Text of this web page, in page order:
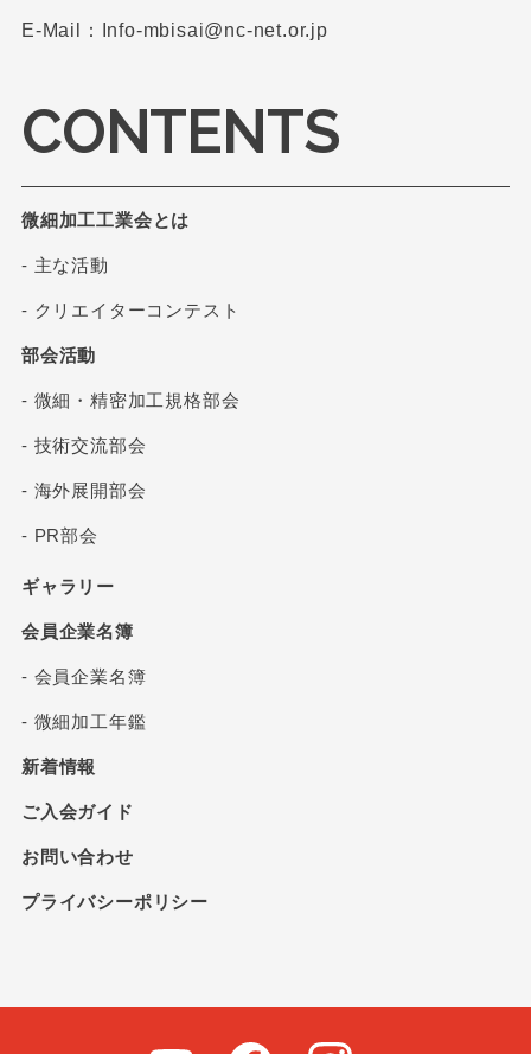
E-Mail：Info-mbisai@nc-net.or.jp
CONTENTS
微細加工工業会とは
- 主な活動
- クリエイターコンテスト
部会活動
- 微細・精密加工規格部会
- 技術交流部会
- 海外展開部会
- PR部会
ギャラリー
会員企業名簿
- 会員企業名簿
- 微細加工年鑑
新着情報
ご入会ガイド
お問い合わせ
プライバシーポリシー